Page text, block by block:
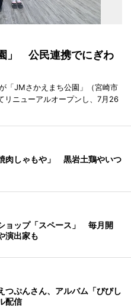
」 公民連携でにぎわ
「JMさかえまち公園」（宮崎市
ニューアルオープンし、7月26
肉しゃもや」 黒岩土鶏やいつ
ョップ「スペース」 毎月開
演出家も
つぷんさん、アルバム「びびし
配信